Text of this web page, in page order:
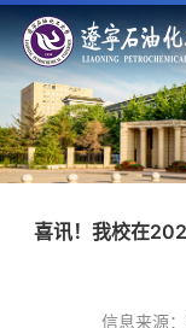
喜讯！我校在
信息来源